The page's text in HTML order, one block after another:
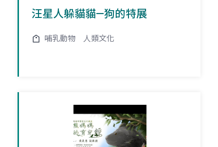
汪星人躲貓貓—狗的特展
哺乳動物 人類文化